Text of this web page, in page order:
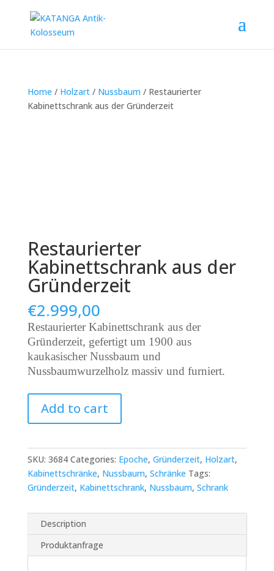
Home / Holzart/ Nussbaum / Restaurierter
Kabinettschrank aus der Gründerzeit
Restaurierter
Kabinettschrank aus der
Gründerzeit
€2.999,00
Restaurierter Kabinettschrank aus der
Gründerzeit, gefertigt um 1900 aus
kaukasischer Nussbaum und
Nussbaumwurzelholz massiv und furniert.
Kabinettschrank
aus
Gründerzeit
quantity
Add to cart
SKU: 3684 Categories: Epoche, Gründerzeit, Holzart,
Kabinettschränke, Nussbaum, Schränke Tags:
Gründerzeit, Kabinettschrank, Nussbaum, Schrank
Description
Produktanfrage